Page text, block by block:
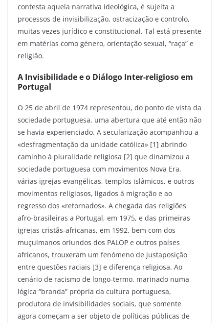
contesta aquela narrativa ideológica, é sujeita a
processos de invisibilização, ostracização e controlo,
muitas vezes jurídico e constitucional. Tal está presente
em matérias como género, orientação sexual, “raça” e
religião.
A Invisibilidade e o Diálogo Inter-religioso em
Portugal
O 25 de abril de 1974 representou, do ponto de vista da
sociedade portuguesa, uma abertura que até então não
se havia experienciado. A secularização acompanhou a
«desfragmentação da unidade católica» [1] abrindo
caminho à pluralidade religiosa [2] que dinamizou a
sociedade portuguesa com movimentos Nova Era,
várias igrejas evangélicas, templos islâmicos, e outros
movimentos religiosos, ligados à migração e ao
regresso dos «retornados». A chegada das religiões
afro-brasileiras a Portugal, em 1975, e das primeiras
igrejas cristãs-africanas, em 1992, bem com dos
muçulmanos oriundos dos PALOP e outros países
africanos, trouxeram um fenómeno de justaposição
entre questões raciais [3] e diferença religiosa. Ao
cenário de racismo de longo-termo, marinado numa
lógica “branda” própria da cultura portuguesa,
produtora de invisibilidades sociais, que somente
agora começam a ser objeto de políticas públicas de